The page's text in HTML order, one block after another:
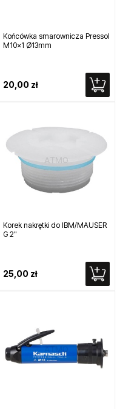
Końcówka smarownicza Pressol
M10x1 Ø13mm
20,00 zł
Korek nakrętki do IBM/MAUSER
G 2"
25,00 zł